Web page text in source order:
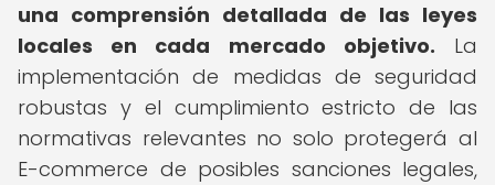
una comprensión detallada de las leyes
locales en cada mercado objetivo. La
implementación de medidas de seguridad
robustas y el cumplimiento estricto de las
normativas relevantes no solo protegerá al
E-commerce de posibles sanciones legales,